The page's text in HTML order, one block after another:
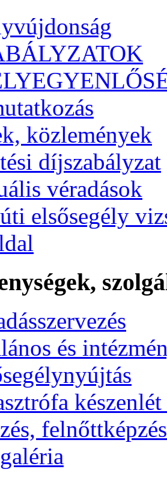
közlemények
díjszabályzat
véradások
elsősegély
és
felnőttképzés